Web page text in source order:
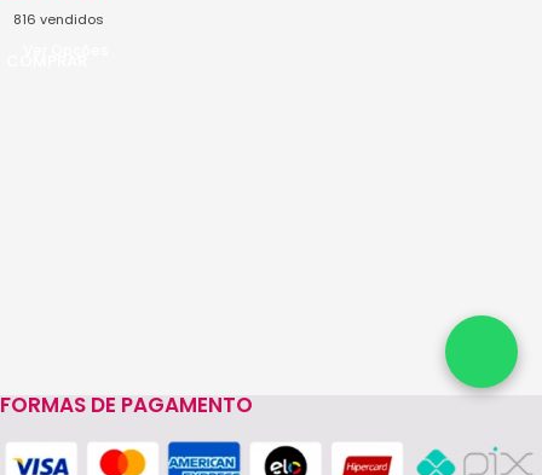
816 vendidos
FORMAS DE PAGAMENTO